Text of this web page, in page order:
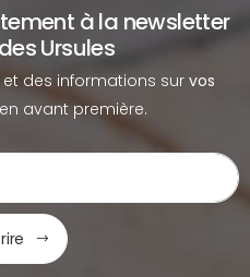
à la newsletter
Ursules
des informations sur vos
en avant première.